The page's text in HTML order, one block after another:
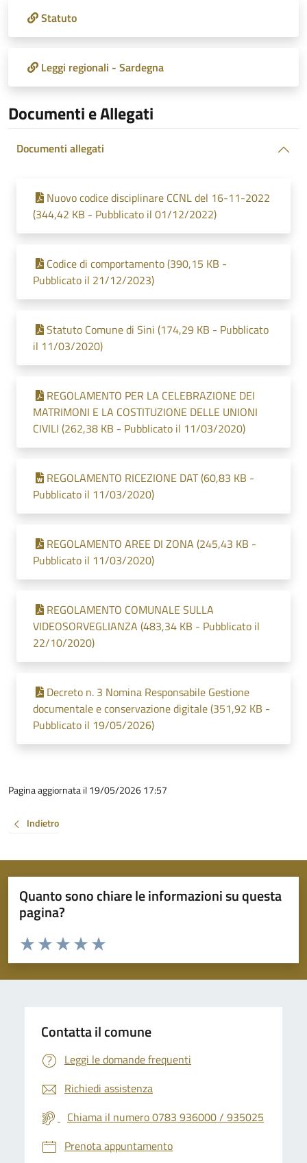
Statuto
Leggi regionali - Sardegna
Documenti e Allegati
Documenti allegati
Nuovo codice disciplinare CCNL del 16-11-2022
(344,42 KB - Pubblicato il 01/12/2022)
Codice di comportamento (390,15 KB -
Pubblicato il 21/12/2023)
Statuto Comune di Sini (174,29 KB - Pubblicato
il 11/03/2020)
REGOLAMENTO PER LA CELEBRAZIONE DEI
MATRIMONI E LA COSTITUZIONE DELLE UNIONI
CIVILI (262,38 KB - Pubblicato il 11/03/2020)
REGOLAMENTO RICEZIONE DAT (60,83 KB -
Pubblicato il 11/03/2020)
REGOLAMENTO AREE DI ZONA (245,43 KB -
Pubblicato il 11/03/2020)
REGOLAMENTO COMUNALE SULLA
VIDEOSORVEGLIANZA (483,34 KB - Pubblicato il
22/10/2020)
Decreto n. 3 Nomina Responsabile Gestione
documentale e conservazione digitale (351,92 KB -
Pubblicato il 19/05/2026)
Pagina aggiornata il 19/05/2026 17:57
Indietro
Quanto sono chiare le informazioni su questa
pagina?
Valuta da 1 a 5 stelle la pagina
Valuta 5 stelle su 5
Valuta 4 stelle su 5
Valuta 3 stelle su 5
Valuta 2 stelle su 5
Valuta 1 stelle su 5
Contatta il comune
Leggi le domande frequenti
Richiedi assistenza
Chiama il numero 0783 936000 / 935025
Prenota appuntamento